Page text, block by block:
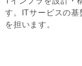
す。ITサービスの
を担います。